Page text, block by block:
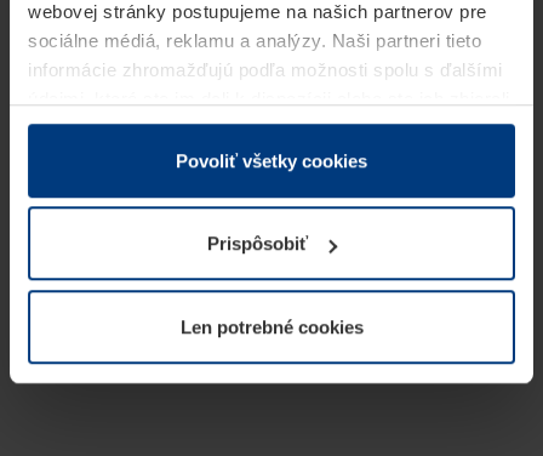
webovej stránky postupujeme na našich partnerov pre
sociálne médiá, reklamu a analýzy. Naši partneri tieto
informácie zhromažďujú podľa možnosti spolu s ďalšími
v rámci Vášho využívania služieb.
Z právneho hľadiska môžeme cookies ukladať na Vašom
prevádzku tejto stránky. Pre všetky ostatné typy cookie
potrebujeme Vaše povolenie. Vaše povolenie môžete
kedykoľvek zmeniť alebo odvolať vo vysvetlení cookie
našej webovej stránky.
Povoliť všetky cookies
Prispôsobiť
Len potrebné cookies